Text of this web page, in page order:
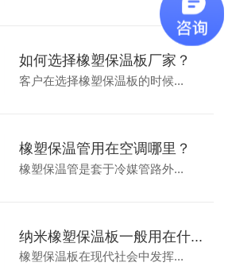
如何选择橡塑保温板厂家？
客户在选择橡塑保温板的时候...
橡塑保温管用在空调哪里？
橡塑保温管是套于冷媒管路外...
纳米橡塑保温板一般用在什...
橡塑保温板在现代社会中发挥...